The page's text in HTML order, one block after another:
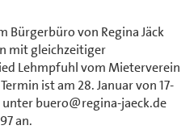
Bürgerbüro von Regina Jäck
mit gleichzeitiger
Lehmpfuhl vom Mieterverein
ist am 28. Januar von 17-
buero@regina-jaeck.de
an.